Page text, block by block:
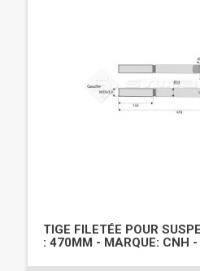
TIGE FILETÉE POUR
: 470MM - MARQUE: CNH